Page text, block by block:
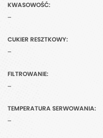
KWASOWOŚĆ:
-
CUKIER RESZTKOWY:
-
FILTROWANIE:
-
TEMPERATURA SERWOWANIA:
-